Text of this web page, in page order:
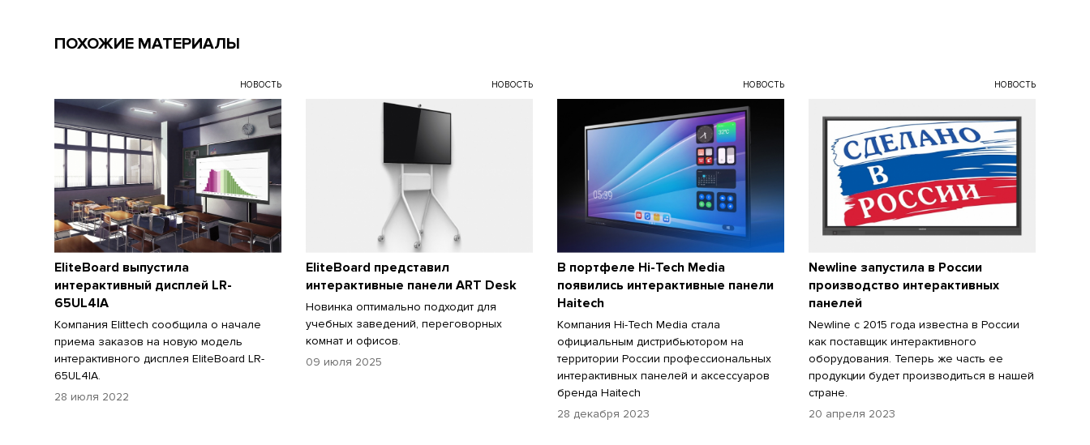
ПОХОЖИЕ МАТЕРИАЛЫ
НОВОСТЬ
EliteBoard выпустила
интерактивный дисплей LR-
65UL4IA
Компания Elittech сообщила о начале
приема заказов на новую модель
интерактивного дисплея EliteBoard LR-
65UL4IA.
28 июля 2022
НОВОСТЬ
EliteBoard представил
интерактивные панели ART Desk
Новинка оптимально подходит для
учебных заведений, переговорных
комнат и офисов.
09 июля 2025
НОВОСТЬ
В портфеле Hi-Tech Media
появились интерактивные панели
Haitech
Компания Hi-Tech Media стала
официальным дистрибьютором на
территории России профессиональных
интерактивных панелей и аксессуаров
бренда Haitech
28 декабря 2023
НОВОСТЬ
Newline запустила в России
производство интерактивных
панелей
Newline с 2015 года известна в России
как поставщик интерактивного
оборудования. Теперь же часть ее
продукции будет производиться в нашей
стране.
20 апреля 2023